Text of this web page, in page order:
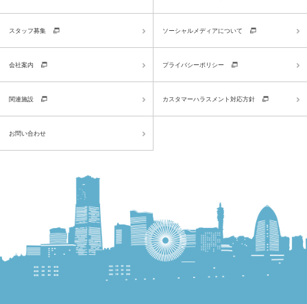
スタッフ募集
会社案内
関連施設
お問い合わせ
ソーシャルメディアについて
プライバシーポリシー
カスタマーハラスメント対応方針